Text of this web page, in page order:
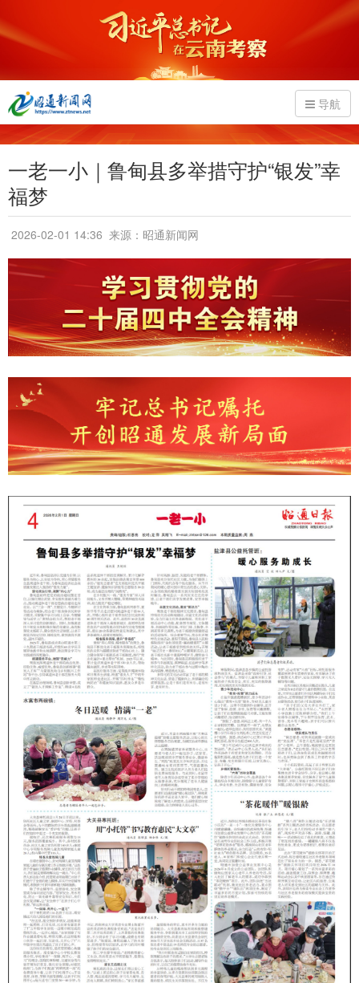
导航
一老一小｜鲁甸县多举措守护“银发”幸
福梦
2026-02-01 14:36 来源：昭通新闻网